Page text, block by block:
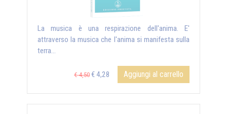
La musica è una respirazione dell'anima. E'
attraverso la musica che l'anima si manifesta sulla
terra...
€ 4,50 € 4,28 Aggiungi al carrello